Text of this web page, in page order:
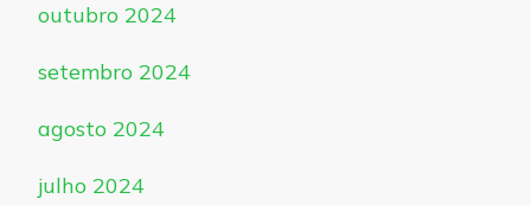
outubro 2024
setembro 2024
agosto 2024
julho 2024